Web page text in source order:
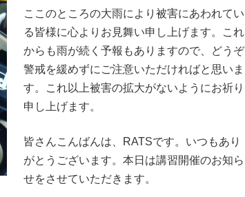
ここのところの大雨により被害にあわれてい
る皆様に心よりお見舞い申し上げます。これ
からも雨が続く予報もありますので、どうぞ
警戒を緩めずにご注意いただければと思いま
す。これ以上被害の拡大がないようにお祈り
申し上げます。
皆さんこんばんは、RATSです。いつもあり
がとうございます。本日は講習開催のお知ら
せをさせていただきます。